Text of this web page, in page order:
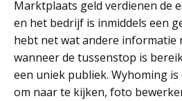
Marktplaats geld verdienen de
en het bedrijf is inmiddels een
hebt net wat andere informatie
wanneer de tussenstop is
een uniek publiek. Wyhoming
om naar te kijken, foto